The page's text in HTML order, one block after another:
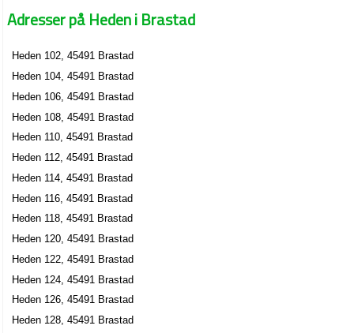
Adresser på Heden i Brastad
Heden 102, 45491 Brastad
Heden 104, 45491 Brastad
Heden 106, 45491 Brastad
Heden 108, 45491 Brastad
Heden 110, 45491 Brastad
Heden 112, 45491 Brastad
Heden 114, 45491 Brastad
Heden 116, 45491 Brastad
Heden 118, 45491 Brastad
Heden 120, 45491 Brastad
Heden 122, 45491 Brastad
Heden 124, 45491 Brastad
Heden 126, 45491 Brastad
Heden 128, 45491 Brastad